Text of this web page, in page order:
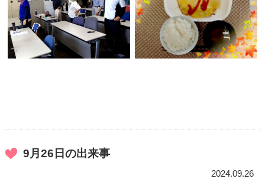
9月26日の出来事
2024.09.26